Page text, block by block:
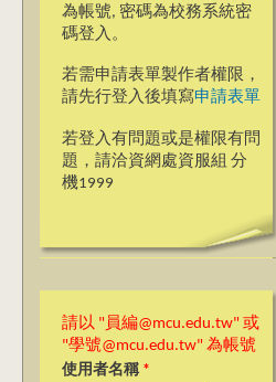
為帳號, 密碼為校務系統密
碼登入。
若需申請表單製作者權限，
請先行登入後填寫申請表單
若登入有問題或是權限有問
題，請洽資網處資服組 分
機1999
請以 "員編@mcu.edu.tw" 或
"學號@mcu.edu.tw" 為帳號
使用者名稱 *